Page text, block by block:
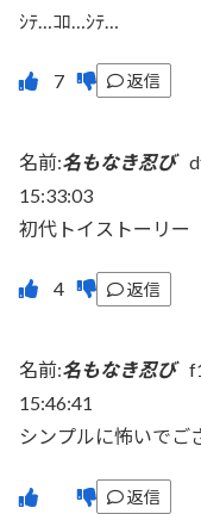
ｼﾃ…ｺﾛ…ｼﾃ…
返信
名前:名もなき忍び
15:33:03
初代トイストーリー
返信
名前:名もなき忍び
15:46:41
シンプルに怖いでご
返信